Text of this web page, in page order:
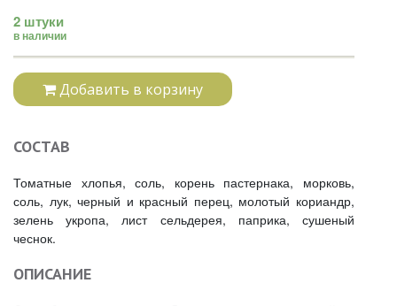
2 штуки
в наличии
Добавить в корзину
СОСТАВ
Томатные хлопья, соль, корень пастернака, морковь,
соль, лук, черный и красный перец, молотый кориандр,
зелень укропа, лист сельдерея, паприка, сушеный
чеснок.
ОПИСАНИЕ